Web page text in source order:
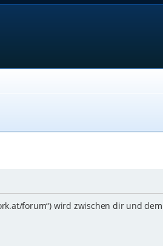
forum“) wird zwischen dir und